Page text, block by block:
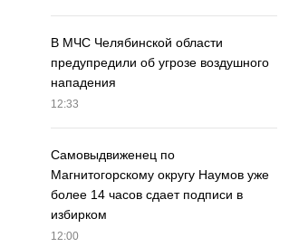
В МЧС Челябинской области
предупредили об угрозе воздушного
нападения
12:33
Самовыдвиженец по
Магнитогорскому округу Наумов уже
более 14 часов сдает подписи в
избирком
12:00